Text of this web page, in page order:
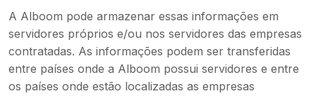
A Alboom pode armazenar essas informações em
servidores próprios e/ou nos servidores das empresas
contratadas. As informações podem ser transferidas
entre países onde a Alboom possui servidores e entre
os países onde estão localizadas as empresas